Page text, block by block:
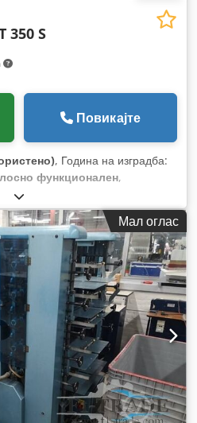
350 S
Повикајте
, Година на изградба:
функционален,
Мал оглас